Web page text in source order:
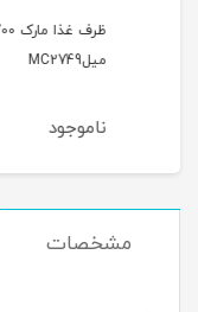
ظرف غذا مارک 700
میلMC2749
ناموجود
مشخصات